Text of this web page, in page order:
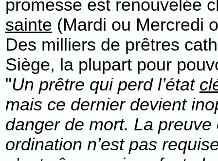
promesse est renouvelée
sainte (Mardi ou Mercredi
Des milliers de prêtres
Siège, la plupart pour
"Un prêtre qui perd l’état
mais ce dernier devient
danger de mort. La
ordination n’est pas